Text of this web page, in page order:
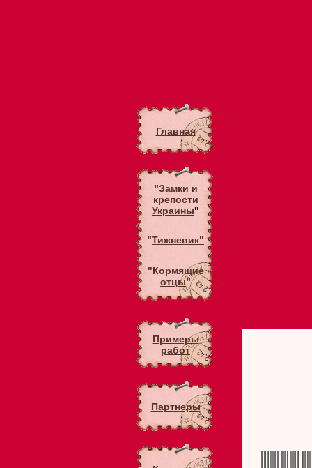
Главная
"Замки и
крепости
Украины"
"Тижневик"
"Кормящие
отцы"
Примеры
работ
Партнеры